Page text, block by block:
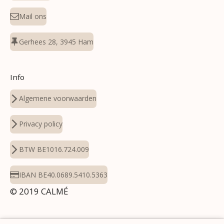
Mail ons
Gerhees 28, 3945 Ham
Info
Algemene voorwaarden
Privacy policy
BTW BE1016.724.009
IBAN BE40.0689.5410.5363
© 2019 CALMÉ